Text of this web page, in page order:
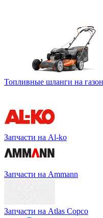
Топливные шланги на
Запчасти на Al-ko
Запчасти на Ammann
Запчасти на Atlas Copco